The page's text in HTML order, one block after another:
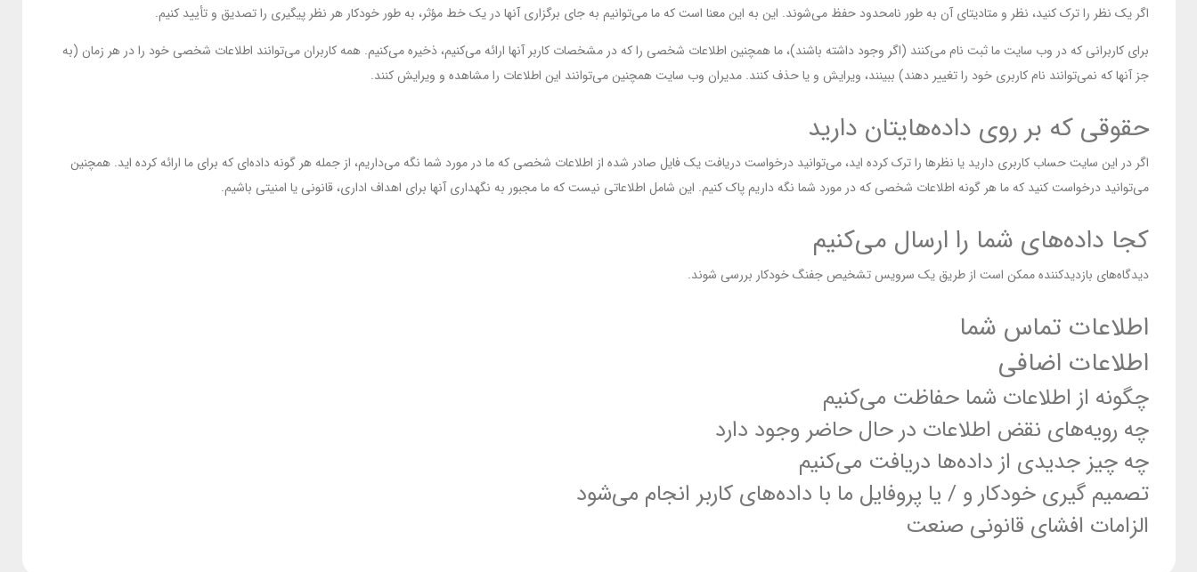
اگر یک نظر را ترک کنید، نظر و متادیتای آن به طور نامحدود حفظ می‌شوند. این به این معنا است که ما می‌توانیم به جای برگزاری آنها در یک خط مؤثر، به طور خودکار هر نظر پیگیری را تصدیق و تأیید کنیم.
برای کاربرانی که در وب سایت ما ثبت نام می‌کنند (اگر وجود داشته باشند)، ما همچنین اطلاعات شخصی را که در مشخصات کاربر آنها ارائه می‌کنیم، ذخیره می‌کنیم. همه کاربران می‌توانند اطلاعات شخصی خود را در هر زمان (به
جز آنها که نمی‌توانند نام کاربری خود را تغییر دهند) ببینند، ویرایش و یا حذف کنند. مدیران وب سایت همچنین می‌توانند این اطلاعات را مشاهده و ویرایش کنند.
حقوقی که بر روی داده‌هایتان دارید
اگر در این سایت حساب کاربری دارید یا نظرها را ترک کرده اید، می‌توانید درخواست دریافت یک فایل صادر شده از اطلاعات شخصی که ما در مورد شما نگه می‌داریم، از جمله هر گونه داده‌ای که برای ما ارائه کرده اید. همچنین
می‌توانید درخواست کنید که ما هر گونه اطلاعات شخصی که در مورد شما نگه داریم پاک کنیم. این شامل اطلاعاتی نیست که ما مجبور به نگهداری آنها برای اهداف اداری، قانونی یا امنیتی باشیم.
کجا داده‌های شما را ارسال می‌کنیم
دیدگاه‌های بازدیدکننده ممکن است از طریق یک سرویس تشخیص جفنگ خودکار بررسی شوند.
اطلاعات تماس شما
اطلاعات اضافی
چگونه از اطلاعات شما حفاظت می‌کنیم
چه رویه‌های نقض اطلاعات در حال حاضر وجود دارد
چه چیز جدیدی از داده‌ها دریافت می‌کنیم
تصمیم گیری خودکار و / یا پروفایل ما با داده‌های کاربر انجام می‌شود
الزامات افشای قانونی صنعت